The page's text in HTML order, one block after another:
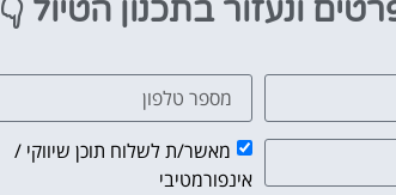
ונעזור בתכנון הטיול 👇
מאשר/ת לשלוח תוכן שיווקי /
אינפורמטיבי